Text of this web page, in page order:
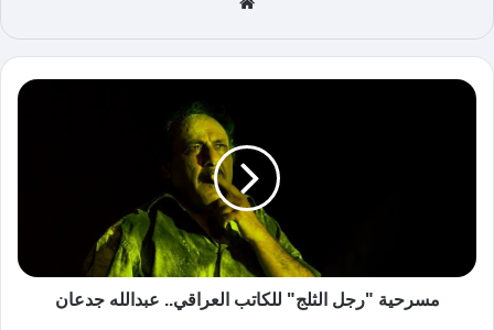
الوي
ب
مسرحية "رجل الثلج" للكاتب العراقي.. عبدالله جدعان